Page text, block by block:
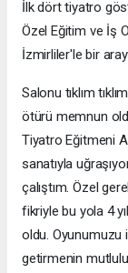
İlk dört tiyatro
Özel Eğitim ve İş
İzmirliler'le bir
Salonu tıklım
ötürü memnun
Tiyatro Eğitmeni
sanatıyla
çalıştım. Özel
fikriyle bu yola 4
oldu. Oyunumuzu
getirmenin